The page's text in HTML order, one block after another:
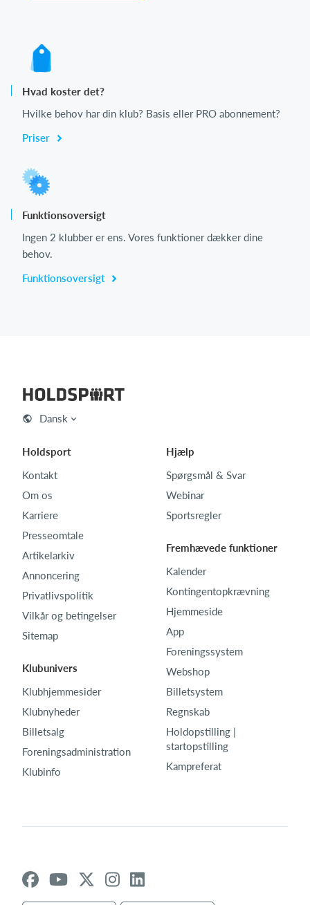
Hvad koster det?
Hvilke behov har din klub? Basis eller PRO abonnement?
Priser
Funktionsoversigt
Ingen 2 klubber er ens. Vores funktioner dækker dine
behov.
Funktionsoversigt
Dansk
Holdsport
Kontakt
Om os
Karriere
Presseomtale
Artikelarkiv
Annoncering
Privatlivspolitik
Vilkår og betingelser
Sitemap
Klubunivers
Klubhjemmesider
Klubnyheder
Billetsalg
Foreningsadministration
Klubinfo
Hjælp
Spørgsmål & Svar
Webinar
Sportsregler
Fremhævede funktioner
Kalender
Kontingentopkrævning
Hjemmeside
App
Foreningssystem
Webshop
Billetsystem
Regnskab
Holdopstilling |
startopstilling
Kampreferat